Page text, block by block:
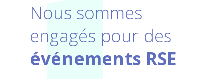
Nous sommes
engagés pour des
événements RSE